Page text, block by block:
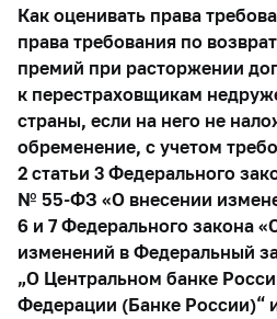
Как оценивать права
права требования по
премий при расторжении
к перестраховщикам
страны, если на него не
обременение, с учетом
2 статьи 3 Федерального
№ 55-ФЗ «О внесении
6 и 7 Федерального закона
изменений в Федеральный
„О Центральном банке
Федерации (Банке России)“